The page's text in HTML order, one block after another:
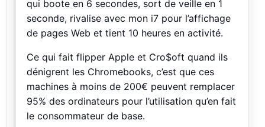
qui boote en 6 secondes, sort de veille en 1
seconde, rivalise avec mon i7 pour l’affichage
de pages Web et tient 10 heures en activité.
Ce qui fait flipper Apple et Cro$oft quand ils
dénigrent les Chromebooks, c’est que ces
machines à moins de 200€ peuvent remplacer
95% des ordinateurs pour l’utilisation qu’en fait
le consommateur de base.